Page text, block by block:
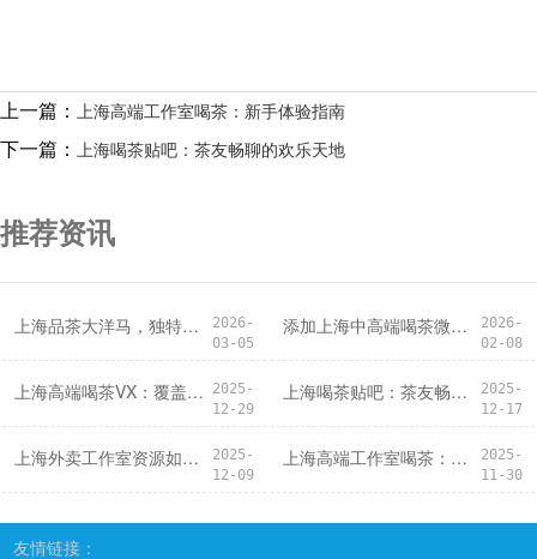
上一篇： 上海高端工作室喝茶：新手体验指南
下一篇： 上海喝茶贴吧：茶友畅聊的欢乐天地
推荐资讯
上海品茶大洋马，独特体验推荐
2026-
03-05
添加上海中高端喝茶微信，开启高端社交圈
2026-
02-08
上海高端喝茶VX：覆盖上海90%区域
2025-
12-29
上海喝茶贴吧：茶友畅聊的欢乐天地
2025-
12-17
上海外卖工作室资源如何验证外菜品质？
2025-
12-09
上海高端工作室喝茶：新手体验指南
2025-
11-30
友情链接：